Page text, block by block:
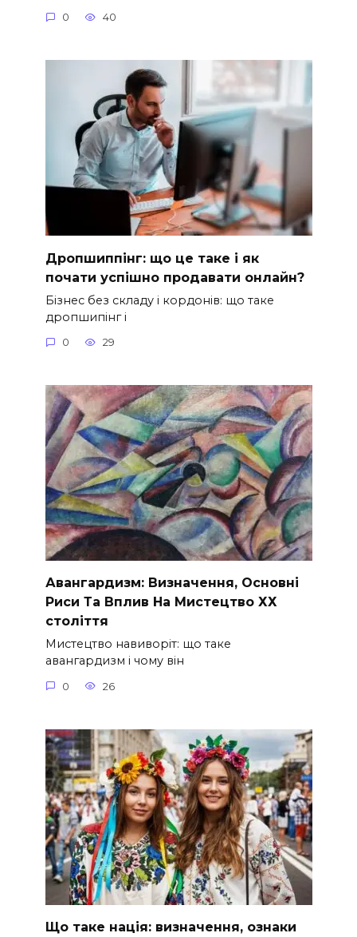
0 40
Дропшиппінг: що це таке і як
почати успішно продавати онлайн?
Бізнес без складу і кордонів: що таке
дропшипінг і
0 29
Авангардизм: Визначення, Основні
Риси Та Вплив На Мистецтво ХХ
століття
Мистецтво навиворіт: що таке
авангардизм і чому він
0 26
Що таке нація: визначення, ознаки